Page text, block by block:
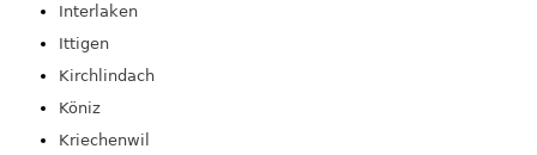
Interlaken
Ittigen
Kirchlindach
Köniz
Kriechenwil